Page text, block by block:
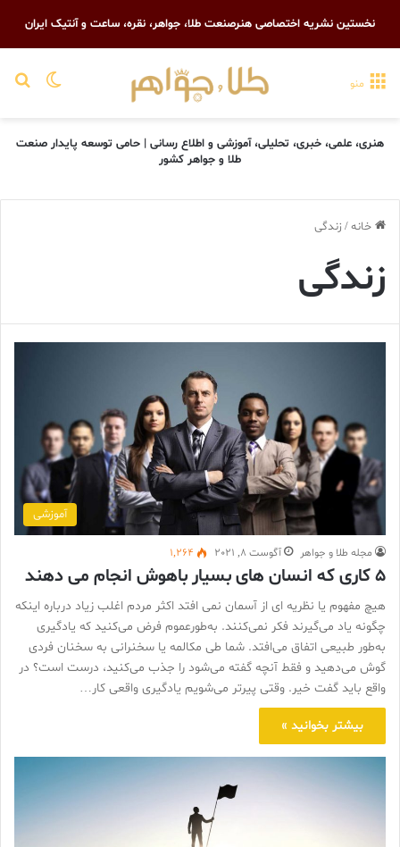
نخستین نشریه اختصاصی هنرصنعت طلا، جواهر، نقره، ساعت و آنتیک ایران
تغییر منو
هنری، علمی، خبری، تحلیلی، آموزشی و اطلاع رسانی | حامی توسعه پایدار صنعت
طلا و جواهر کشور
خانه/ زندگی
زندگی
آموزشی
مجله طلا و جواهر آگوست 8, 2021 1,264
5 کاری که انسان های بسیار باهوش انجام می دهند
هیچ مفهوم یا نظریه ای از آسمان نمی افتد اکثر مردم اغلب زیاد درباره اینکه
چگونه یاد می‌گیرند فکر نمی‌کنند. به‌طورعموم فرض می‌کنید که یادگیری
به‌طور طبیعی اتفاق می‌افتد. شما طی مکالمه یا سخنرانی به سخنان فردی
گوش می‌دهید و فقط آنچه گفته می‌شود را جذب می‌‌‌کنید، درست است؟ در
واقع باید گفت خیر. وقتی پیرتر می‌شویم یادگیری واقعی کار…
بیشتر بخوانید »